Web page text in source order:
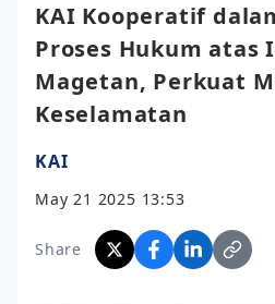
KAI Kooperatif
Proses Hukum atas
Magetan, Perkuat
Keselamatan
KAI
May 21 2025 13:53
Share